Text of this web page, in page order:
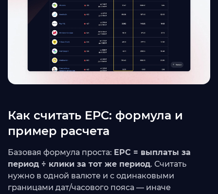
Как считать EPC: формула и
пример расчета
Базовая формула проста: EPC = выплаты за
период ÷ клики за тот же период. Считать
нужно в одной валюте и с одинаковыми
границами дат/часового пояса — иначе